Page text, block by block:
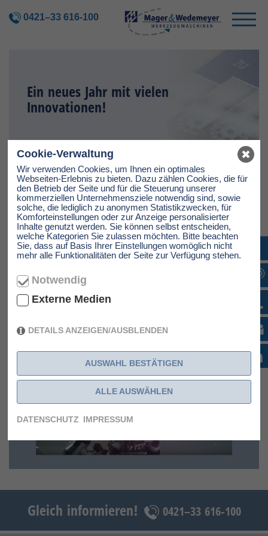
0421–33 616-100
Ein neues Jahr mit vielen
Innovationen!
DONNERSTAG, 09.01.2020
Gemeinsam mit unseren Partnern sind wir auch 2020 bestrebt
Sie bestmöglich zu unterstützen. Mit dem Blick in eine
innovative Zukunft gerichtet, ist auch unser Partner Mazak
immer daran interessiert, seine Produkte für den Kunden
noch bedienerfreundlicher zu gestalten.
Mit der Smooth Ai Steuerung bringt Mazak die nächste
Generation der MAZATROL Smooth-CNC-Steuerung auf den
Markt. Diese sind branchenführend in der praktischen
Automatisierungstechnologie.
Gleich informieren! 0421–33 616-100
Cookie-Verwaltung
Wir verwenden Cookies, um Ihnen ein optimales
Webseiten-Erlebnis zu bieten. Dazu zählen Cookies, die für
den Betrieb der Seite und für die Steuerung unserer
kommerziellen Unternehmensziele notwendig sind, sowie
solche, die lediglich zu anonymen Statistikzwecken, für
Komforteinstellungen oder zur Anzeige personalisierter
Inhalte genutzt werden. Sie können selbst entscheiden,
welche Kategorien Sie zulassen möchten. Bitte beachten
Sie, dass auf Basis Ihrer Einstellungen womöglich nicht
mehr alle Funktionalitäten der Seite zur Verfügung stehen.
Notwendig
Externe Medien
DETAILS ANZEIGEN/AUSBLENDEN
AUSWAHL BESTÄTIGEN
ALLE AUSWÄHLEN
DATENSCHUTZ IMPRESSUM